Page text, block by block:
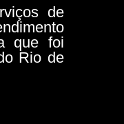
de
que foi
Rio de